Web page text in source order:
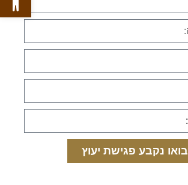
בואו נקבע פגישת יעוץ